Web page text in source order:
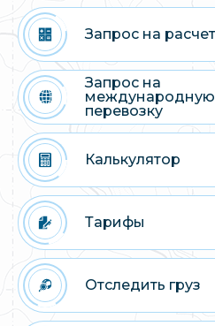
Запрос на расчет
Запрос на
международную
перевозку
Калькулятор
Тарифы
Отследить груз